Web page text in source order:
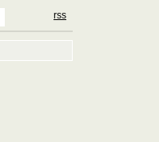
rss